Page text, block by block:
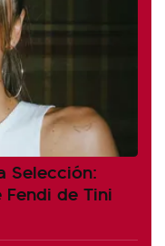
Selección:
de Tini